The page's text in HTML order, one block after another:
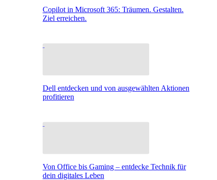
Copilot in Microsoft 365: Träumen. Gestalten.
Ziel erreichen.
Dell entdecken und von ausgewählten Aktionen
profitieren
Von Office bis Gaming – entdecke Technik für
dein digitales Leben